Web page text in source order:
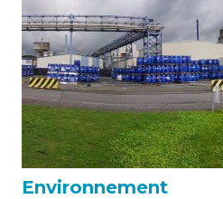
Environnement